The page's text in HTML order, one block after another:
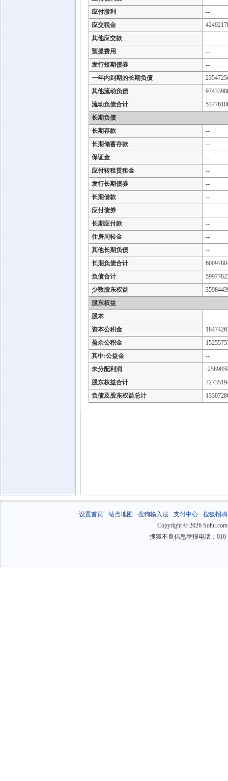
应付股利
--
应交税金
其他应交款
--
预提费用
--
发行短期债券
--
一年内到期的长期负债
其他流动负债
流动负债合计
长期负债
长期存款
--
长期储蓄存款
--
保证金
--
应付转租赁租金
--
发行长期债券
--
长期借款
--
应付债券
--
长期应付款
--
住房周转金
--
其他长期负债
--
长期负债合计
负债合计
少数股东权益
股东权益
股本
--
资本公积金
盈余公积金
其中:公益金
--
未分配利润
-
股东权益合计
负债及股东权益总计
设置首页- 站点地图 - 搜狗输入法- 支付中心- 搜狐招聘
Copyright © 2026
搜狐不良信息举报电话：010